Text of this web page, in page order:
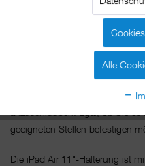
Die Halterung besteht aus
das den Elementen standhält.
Sorgen um Beschädigungen
machen müssen - Sie können
konzentrieren. Unser
es Ihnen, die Halterung an
anzuschrauben. Egal, ob Sie
geeigneten Stellen befestigen
Die iPad Air 11"-Halterung ist
Alle